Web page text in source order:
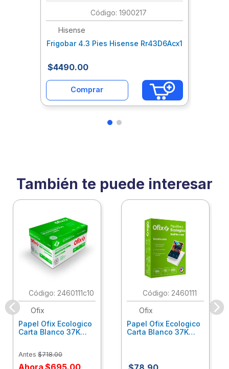
: 1900217
Hisense
Frigobar 4.3 Pies Hisense Rr43D6Acx1
$4490.00
Comprar
También te puede interesar
: 2460111c10
Ofix
Papel Ofix Ecologico
Carta Blanco 37K
Antes $718.00
Ahora $695.00
: 2460111
Ofix
Papel Ofix Ecologico
Carta Blanco 37K